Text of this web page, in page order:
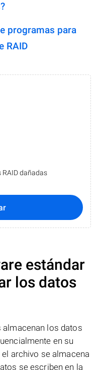
programas para
RAID
RAID dañadas
estándar
los datos
los datos
en su
archivo se almacena
se escriben en la